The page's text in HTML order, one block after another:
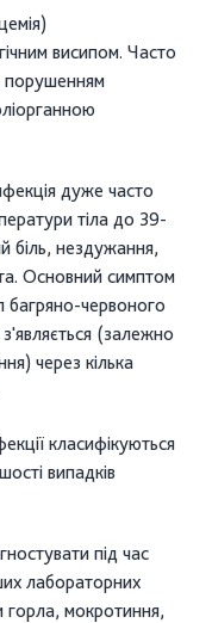
висипом. Часто
порушенням
дуже часто
тіла до 39-
біль, нездужання,
Основний симптом
багряно-червоного
(залежно
через кілька
класифікуються
випадків
під час
лабораторних
горла, мокротиння,